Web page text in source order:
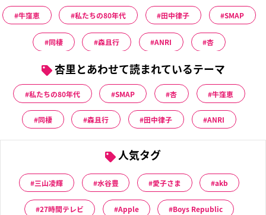
牛窪恵 私たちの80年代 田中律子 SMAP
同棲 森且行 ANRI 杏
杏里とあわせて読まれているテーマ
私たちの80年代 SMAP 杏 牛窪恵
同棲 森且行 田中律子 ANRI
人気タグ
三山凌輝 水谷豊 愛子さま akb
27時間テレビ Apple Boys Republic